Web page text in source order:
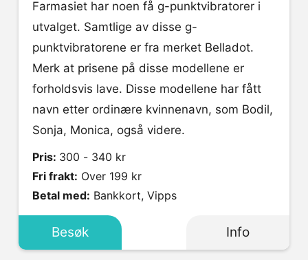
Farmasiet har noen få g-punktvibratorer i
utvalget. Samtlige av disse g-
punktvibratorene er fra merket Belladot.
Merk at prisene på disse modellene er
forholdsvis lave. Disse modellene har fått
navn etter ordinære kvinnenavn, som Bodil,
Sonja, Monica, også videre.
Pris: 300 - 340 kr
Fri frakt: Over 199 kr
Betal med: Bankkort, Vipps
Besøk Info